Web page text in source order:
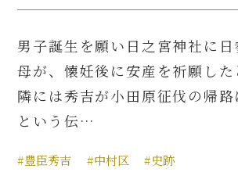
男子誕生を願い日之宮神社に日
母が、懐妊後に安産を祈願し
隣には秀吉が小田原征伐の帰路
という伝…
#豊臣秀吉 #中村区 #史跡